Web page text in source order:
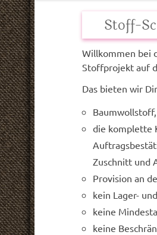
Stoff-
Willkommen bei
Stoffprojekt auf
Das bieten wir
die komplette
Zuschnitt und
Provision an
kein Lager-
keine
keine